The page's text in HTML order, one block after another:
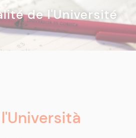
de l'Université